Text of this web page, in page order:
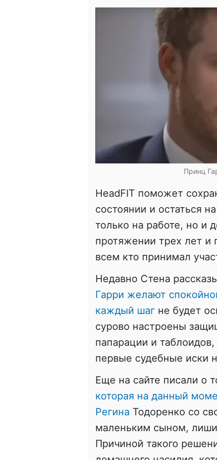
Принц
HeadFIT поможет
состоянии и остаться
только на работе, но и
протяжении трех лет и
всем кто принимал
Недавно Стена
Гарри желают
каждый шаг не будет
сурово настроены
папарации и
первые судебные иски
Еще на сайте писали о
которая на данный
Регина Тодоренко со
маленьким сыном,
Причиной такого